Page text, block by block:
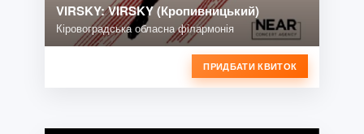
VIRSKY: VIRSKY (Кропивницький)
Кіровоградська обласна філармонія
ПРИДБАТИ КВИТОК